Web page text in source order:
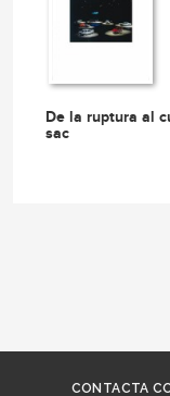
De la ruptura al
sac
CONTACTA